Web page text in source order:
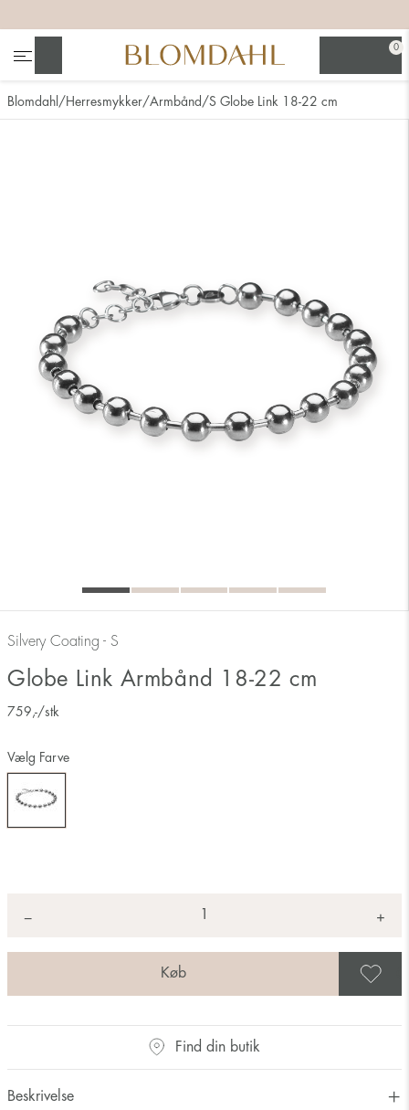
0
Blomdahl Herresmykker Armbånd S Globe Link 18-22 cm
Silvery Coating - S
Globe Link Armbånd 18-22 cm
759 ,-/stk
Vælg Farve
− +
Find din butik
Beskrivelse